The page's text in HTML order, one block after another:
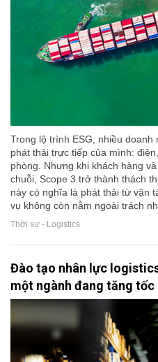
Trong lộ trình ESG, nhiều
phát thải trực tiếp của mình:
phòng. Nhưng khi khách hàng
chuỗi, Scope 3 trở thành thách
này có nghĩa là phát thải từ vận
vụ không còn nằm ngoài trách
Thời sự - Logistics
Đào tạo nhân lực
một ngành đang tăng tốc